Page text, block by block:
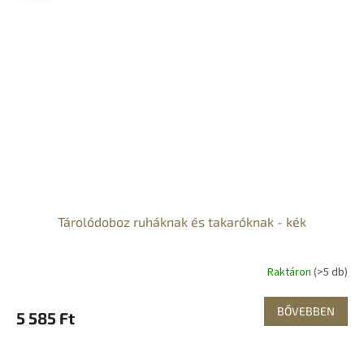
Tárolódoboz ruháknak és takaróknak - kék
Raktáron (>5 db)
5 585 Ft BŐVEBBEN